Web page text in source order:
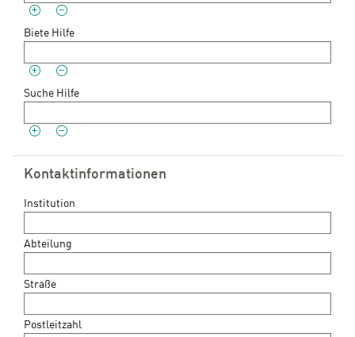
Biete Hilfe
Suche Hilfe
Kontaktinformationen
Institution
Abteilung
Straße
Postleitzahl